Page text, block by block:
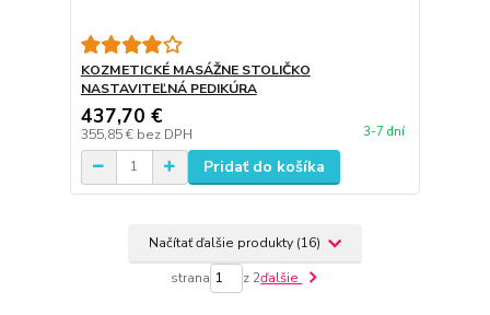
KOZMETICKÉ MASÁŽNE STOLIČKO
NASTAVITEĽNÁ PEDIKÚRA
437,70 €
355,85 € bez DPH 3-7 dní
Pridať do košíka
Načítať ďalšie produkty (16)
strana z 2ďalšie